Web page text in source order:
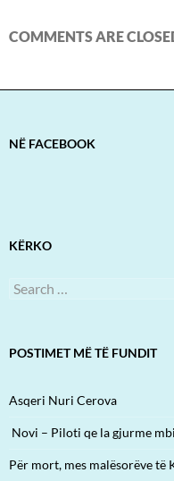
COMMENTS ARE
NË FACEBOOK
KËRKO
Search
POSTIMET MË TË FUNDIT
Asqeri Nuri Cerova
Novi – Piloti qe la gjurme
Për mort, mes malësorëve të